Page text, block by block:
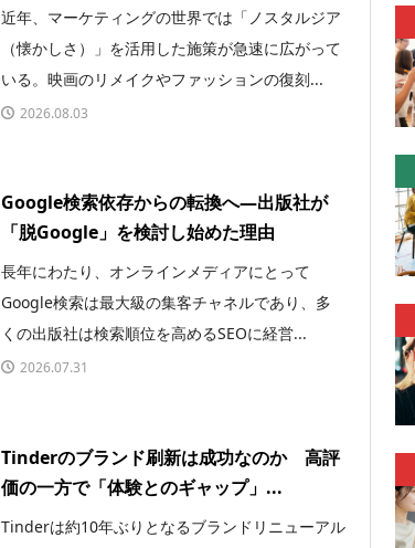
近年、マーケティングの世界では「ノスタルジア
（懐かしさ）」を活用した施策が急速に広がって
いる。映画のリメイクやファッションの復刻...
2026.08.03
Google検索依存からの転換へ―出版社が
「脱Google」を検討し始めた理由
長年にわたり、オンラインメディアにとって
Google検索は最大級の集客チャネルであり、多
くの出版社は検索順位を高めるSEOに経営...
2026.07.31
Tinderのブランド刷新は成功なのか 高評
価の一方で「体験とのギャップ」...
Tinderは約10年ぶりとなるブランドリニューアル